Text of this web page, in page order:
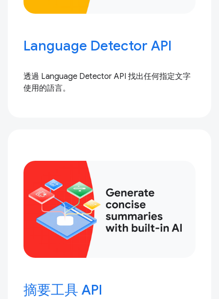
Language Detector API
透過 Language Detector API 找出任何指定文字
使用的語言。
摘要工具 API